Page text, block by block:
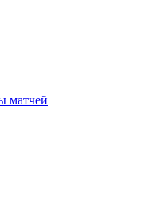
матчей